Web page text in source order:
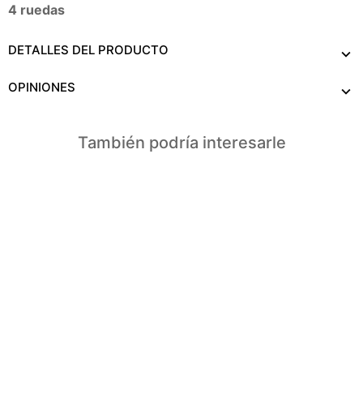
4 ruedas
DETALLES DEL PRODUCTO
OPINIONES
También podría interesarle